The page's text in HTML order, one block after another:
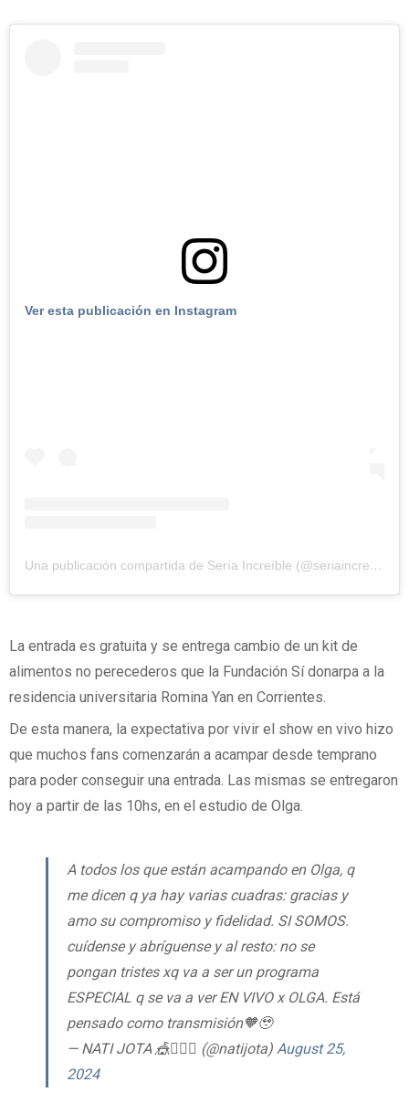
Ver esta publicación en Instagram
Una publicación compartida de Sería Increíble (@seriaincreible_)
La entrada es gratuita y se entrega cambio de un kit de
alimentos no perecederos que la Fundación Sí donarpa a la
residencia universitaria Romina Yan en Corrientes.
De esta manera, la expectativa por vivir el show en vivo hizo
que muchos fans comenzarán a acampar desde temprano
para poder conseguir una entrada. Las mismas se entregaron
hoy a partir de las 10hs, en el estudio de Olga.
A todos los que están acampando en Olga, q
me dicen q ya hay varias cuadras: gracias y
amo su compromiso y fidelidad. SI SOMOS.
cuídense y abríguense y al resto: no se
pongan tristes xq va a ser un programa
ESPECIAL q se va a ver EN VIVO x OLGA. Está
pensado como transmisión🧡🥹
— NATI JOTA 🎪🧜🏼‍♀️ (@natijota) August 25,
2024